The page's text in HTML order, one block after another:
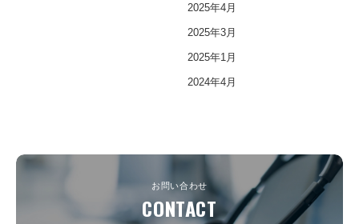
2025年4月
2025年3月
2025年1月
2024年4月
お問い合わせ
CONTACT